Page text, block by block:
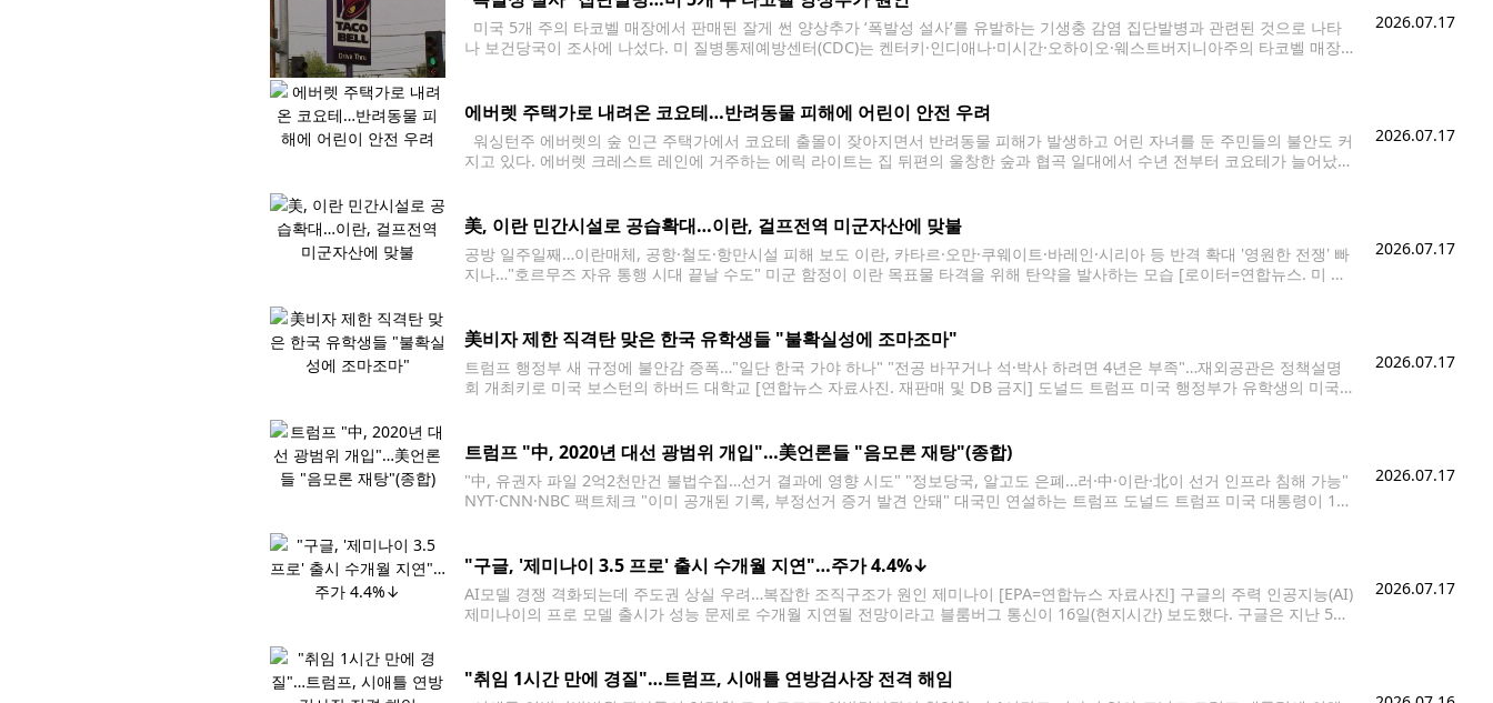
미국 5개 주의 타코벨 매장에서 판매된 잘게 썬 양상추가 ‘폭발성 설사’를 유발하는 기생충 감염 집단발병과 관련된 것으로 나타
나 보건당국이 조사에 나섰다. 미 질병통제예방센터(CDC)는 켄터키·인디애나·미시간·오하이오·웨스트버지니아주의 타코벨 매장에
2026.07.17
에버렛 주택가로 내려온 코요테…반려동물 피해에 어린이 안전 우려
워싱턴주 에버렛의 숲 인근 주택가에서 코요테 출몰이 잦아지면서 반려동물 피해가 발생하고 어린 자녀를 둔 주민들의 불안도 커
지고 있다. 에버렛 크레스트 레인에 거주하는 에릭 라이트는 집 뒤편의 울창한 숲과 협곡 일대에서 수년 전부터 코요테가 늘어났으
2026.07.17
美, 이란 민간시설로 공습확대…이란, 걸프전역 미군자산에 맞불
공방 일주일째…이란매체, 공항·철도·항만시설 피해 보도 이란, 카타르·오만·쿠웨이트·바레인·시리아 등 반격 확대 '영원한 전쟁' 빠
지나…"호르무즈 자유 통행 시대 끝날 수도" 미군 함정이 이란 목표물 타격을 위해 탄약을 발사하는 모습 [로이터=연합뉴스. 미 중
2026.07.17
美비자 제한 직격탄 맞은 한국 유학생들 "불확실성에 조마조마"
트럼프 행정부 새 규정에 불안감 증폭…"일단 한국 가야 하나" "전공 바꾸거나 석·박사 하려면 4년은 부족"…재외공관은 정책설명
회 개최키로 미국 보스턴의 하버드 대학교 [연합뉴스 자료사진. 재판매 및 DB 금지] 도널드 트럼프 미국 행정부가 유학생의 미국
2026.07.17
트럼프 "中, 2020년 대선 광범위 개입"…美언론들 "음모론 재탕"(종합)
"中, 유권자 파일 2억2천만건 불법수집…선거 결과에 영향 시도" "정보당국, 알고도 은폐…러·中·이란·北이 선거 인프라 침해 가능"
NYT·CNN·NBC 팩트체크 "이미 공개된 기록, 부정선거 증거 발견 안돼" 대국민 연설하는 트럼프 도널드 트럼프 미국 대통령이 16
2026.07.17
"구글, '제미나이 3.5 프로' 출시 수개월 지연"…주가 4.4%↓
AI모델 경쟁 격화되는데 주도권 상실 우려…복잡한 조직구조가 원인 제미나이 [EPA=연합뉴스 자료사진] 구글의 주력 인공지능(AI)
제미나이의 프로 모델 출시가 성능 문제로 수개월 지연될 전망이라고 블룸버그 통신이 16일(현지시간) 보도했다. 구글은 지난 5월
2026.07.17
"취임 1시간 만에 경질"…트럼프, 시애틀 연방검사장 전격 해임